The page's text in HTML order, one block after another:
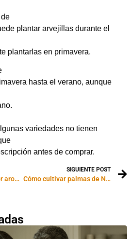
plantar arvejillas durante el
plantarlas en primavera.
hasta el verano, aunque
variedades no tienen
antes de comprar.
Las 5 flores con mejor aroma
SIGUIENTE POST
Cómo cultivar palmas de Navidad